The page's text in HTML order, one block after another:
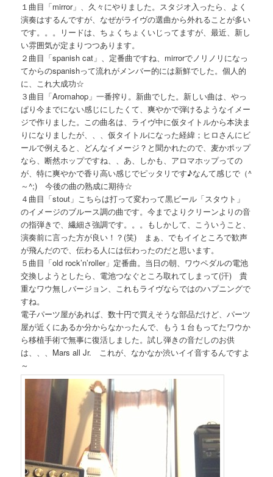
１曲目「mirror」、久々にやりました。スタジオ入ったら、よく
演奏はするんですが、なぜがライヴの選曲から外れることが多い
です。。。リードは、ちょくちょくいじってますが、最近、新し
い雰囲気が定まりつつあります。
２曲目「spanish cat」、定番曲ですね、mirrorでノリノリになっ
てからのspanishって流れがメンバー的には新鮮でした。個人的
に、これ大成功☆
３曲目「Aromahop」一番搾り。新曲でした。新しい曲は、やっ
ぱり今までにない感じにしたくて、爽やかで弾けるようなイメー
ジで作りました。この曲名は、ライヴ中に仮タイトルから本決ま
りになりましたが、、、仮タイトルになった経緯；ヒロさんにビ
ールで例えると、どんなイメージ？と聞かれたので、麦かポップ
なら、断然ホップですね、、あ、しかも、アロマホップっての
が、特に爽やかで香り高い感じでピッタリです♪なんて感じで（^
～^;) 今後の曲の熟成に期待☆
４曲目「stout」こちらは打って変わって黒ビール「スタウト」
のイメージのブルース調の曲です。今までよりクリーンよりの音
の指弾きで、繊細さ強調です。。。もしかして、こういうこと、
演奏前に言った方が良い！？(笑) まぁ、でもイイところで歓声
が飛んだので、伝わる人には伝わったのだと思います。
５曲目「old rock’n’roller」定番曲。当日の朝、ワウペダルの電池
交換しようとしたら、電池つなぐところ取れてしまって(汗) 貴
重なワウ無しバージョン、これもライヴならではのハプニングで
すね。
電子パーツ屋があれば、数十円で買えそうな部品だけど、パーツ
屋が近くにあるか分からなかったんで、もう１台もってたワウか
ら移植手術で無事に復活しました。試し弾きの音だしのお供
は、、、Mars all Jr. これが、なかなか渋いイイ音するんですよ
～